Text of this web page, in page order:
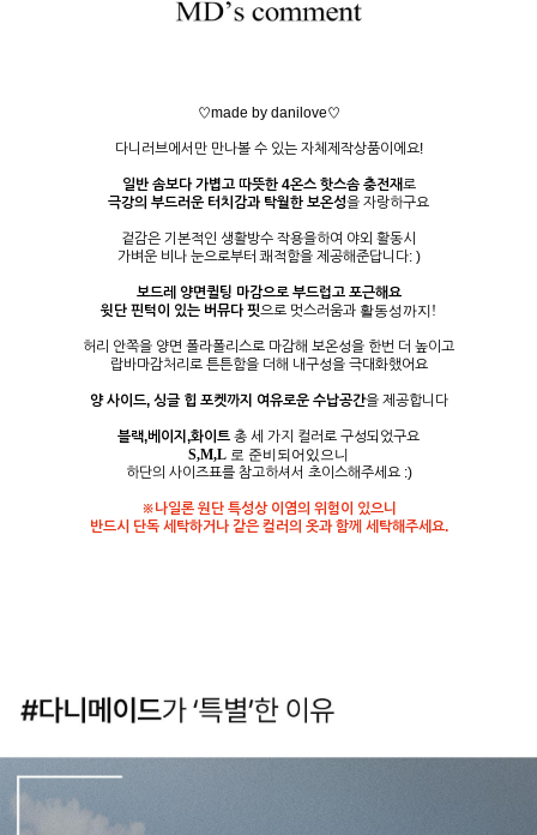
♡made by danilove♡
다니러브에서만 만나볼 수 있는 자체제작상품이에요!
일반 솜보다 가볍고 따뜻한 4온스 핫스솜 충전재로
극강의 부드러운 터치감과 탁월한 보온성을 자랑하구요
겉감은 기본적인 생활방수 작용을하여 야외 활동시
가벼운 비나 눈으로부터 쾌적함을 제공해준답니다: )
보드레 양면퀼팅 마감으로 부드럽고 포근해요
윗단 핀턱이 있는 버뮤다 핏으로 멋스러움과 활동성까지!
허리 안쪽을 양면 폴라폴리스로 마감해 보온성을 한번 더 높이고
랍바마감처리로 튼튼함을 더해 내구성을 극대화했어요
양 사이드, 싱글 힙 포켓까지 여유로운 수납공간을 제공합니다
블랙,베이지,화이트 총 세 가지 컬러로 구성되었구요
S,M,L 로 준비되어있으니
하단의 사이즈표를 참고하셔서 초이스해주세요 :)
※나일론 원단 특성상 이염의 위험이 있으니
반드시 단독 세탁하거나 같은 컬러의 옷과 함께 세탁해주세요.